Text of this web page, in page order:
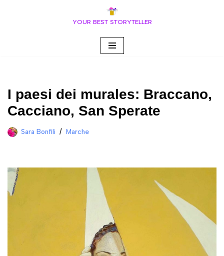
YOUR BEST STORYTELLER
I paesi dei murales: Braccano,
Cacciano, San Sperate
Sara Bonfili Marche